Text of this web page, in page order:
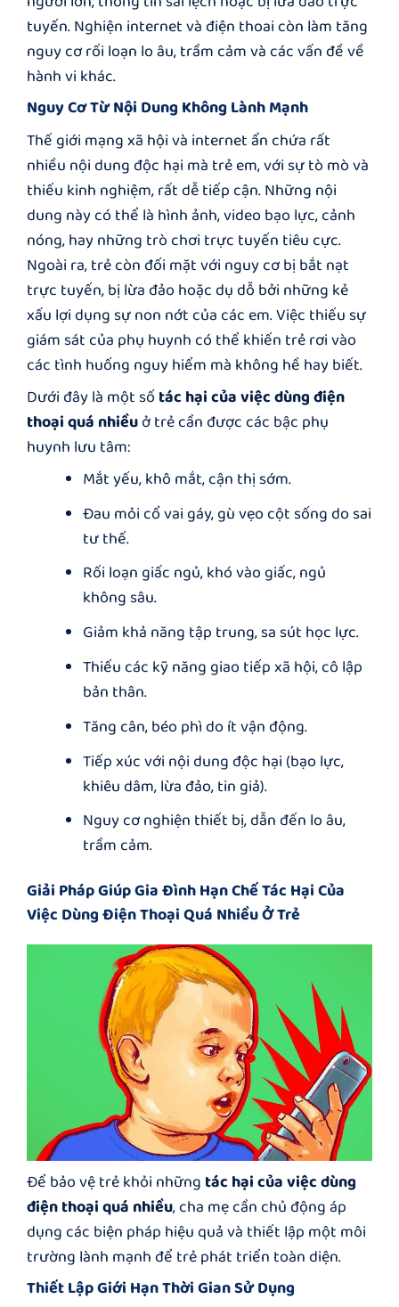
tuyến. Nghiện internet và điện thoai còn làm tăng
nguy cơ rối loạn lo âu, trầm cảm và các vấn đề về
hành vi khác.
Nguy Cơ Từ Nội Dung Không Lành Mạnh
Thế giới mạng xã hội và internet ẩn chứa rất
nhiều nội dung độc hại mà trẻ em, với sự tò mò và
thiếu kinh nghiệm, rất dễ tiếp cận. Những nội
dung này có thể là hình ảnh, video bạo lực, cảnh
nóng, hay những trò chơi trực tuyến tiêu cực.
Ngoài ra, trẻ còn đối mặt với nguy cơ bị bắt nạt
trực tuyến, bị lừa đảo hoặc dụ dỗ bởi những kẻ
xấu lợi dụng sự non nớt của các em. Việc thiếu sự
giám sát của phụ huynh có thể khiến trẻ rơi vào
các tình huống nguy hiểm mà không hề hay biết.
Dưới đây là một sốtác hại của việc dùng điện
thoại quá nhiềuở trẻ cần được các bậc phụ
huynh lưu tâm:
Mắt yếu, khô mắt, cận thị sớm.
Đau mỏi cổ vai gáy, gù vẹo cột sống do sai
tư thế.
Rối loạn giấc ngủ, khó vào giấc, ngủ
không sâu.
Giảm khả năng tập trung, sa sút học lực.
Thiếu các kỹ năng giao tiếp xã hội, cô lập
bản thân.
Tăng cân, béo phì do ít vận động.
Tiếp xúc với nội dung độc hại (bạo lực,
khiêu dâm, lừa đảo, tin giả).
Nguy cơ nghiện thiết bị, dẫn đến lo âu,
trầm cảm.
Giải Pháp Giúp Gia Đình Hạn ChếTác Hại Của
Việc Dùng Điện Thoại Quá Nhiều Ở Trẻ
Để bảo vệ trẻ khỏi những tác hại của việc dùng
điện thoại quá nhiều, cha mẹ cần chủ động áp
dụng các biện pháp hiệu quả và thiết lập một môi
trường lành mạnh để trẻ phát triển toàn diện.
Thiết Lập Giới Hạn Thời Gian Sử Dụng